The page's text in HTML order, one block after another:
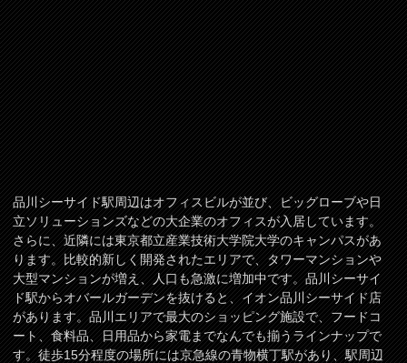
品川シーサイド駅周辺はオフィスビルが並び、ビッグローブや日
立ソリューションズなどの大企業のオフィスが入居しています。
さらに、近隣には東京都立産業技術大学院大学のキャンパスがあ
ります。比較的新しく開発されたエリアで、タワーマンションや
大型マンションが増え、人口も急激に増加中です。品川シーサイ
ド駅からオバールガーデンを抜けると、イオン品川シーサイド店
があります。品川エリアで最大のショッピング施設で、フードコ
ート、食料品、日用品から家電までなんでも揃うラインナップで
す。徒歩15分程度の場所には京急線の青物横丁駅があり、駅周辺